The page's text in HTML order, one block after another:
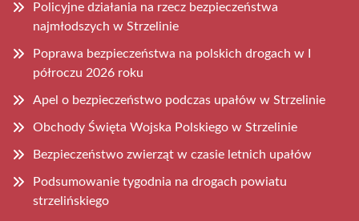
Policyjne działania na rzecz bezpieczeństwa
najmłodszych w Strzelinie
Poprawa bezpieczeństwa na polskich drogach w I
półroczu 2026 roku
Apel o bezpieczeństwo podczas upałów w Strzelinie
Obchody Święta Wojska Polskiego w Strzelinie
Bezpieczeństwo zwierząt w czasie letnich upałów
Podsumowanie tygodnia na drogach powiatu
strzelińskiego